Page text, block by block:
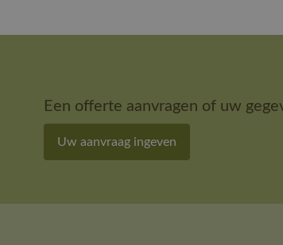
Een offerte aanvragen of uw
Uw aanvraag ingeven